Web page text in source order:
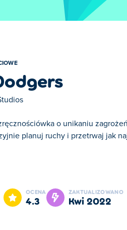
o unikaniu
planuj ruchy i przetrwaj jak
jedną z naszych ulubionych gier
OCENA
4.3
ZAKTUALIZOWANO
kwi 2022